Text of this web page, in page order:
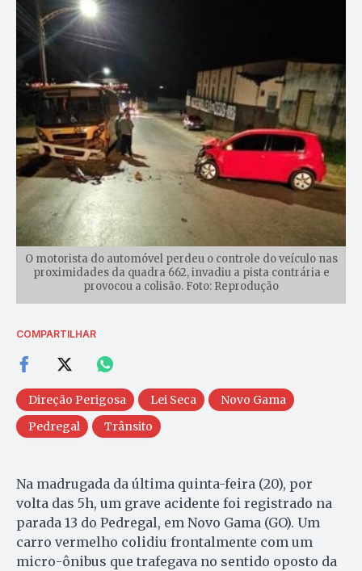
O motorista do automóvel perdeu o controle do veículo nas
proximidades da quadra 662, invadiu a pista contrária e
provocou a colisão. Foto: Reprodução
COMPARTILHAR
Direção Perigosa Lei Seca
Novo Gama
Pedregal
Trânsito
Na madrugada da última quinta-feira (20), por
volta das 5h, um grave acidente foi registrado na
parada 13 do Pedregal, em Novo Gama (GO). Um
carro vermelho colidiu frontalmente com um
micro-ônibus que trafegava no sentido oposto da